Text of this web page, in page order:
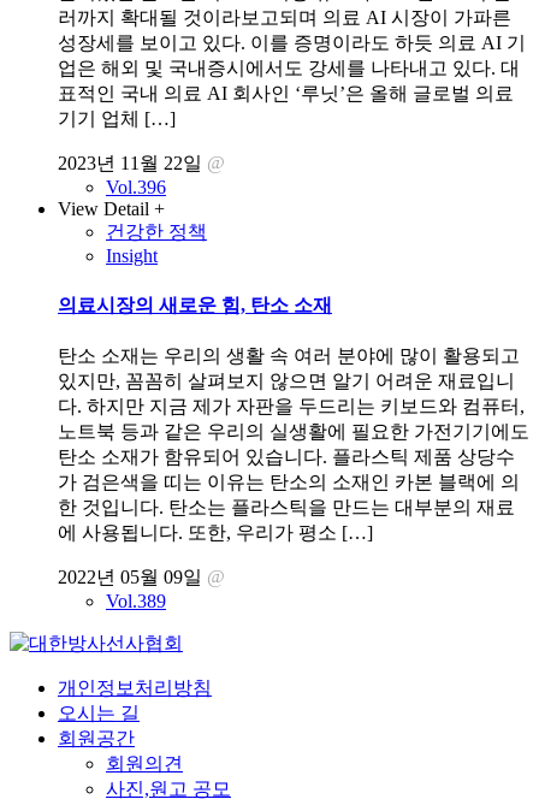
러까지 확대될 것이라보고되며 의료 AI 시장이 가파른
성장세를 보이고 있다. 이를 증명이라도 하듯 의료 AI 기
업은 해외 및 국내증시에서도 강세를 나타내고 있다. 대
표적인 국내 의료 AI 회사인 ‘루닛’은 올해 글로벌 의료
기기 업체 […]
2023년 11월 22일 @
Vol.396
View Detail +
건강한 정책
Insight
의료시장의 새로운 힘, 탄소 소재
탄소 소재는 우리의 생활 속 여러 분야에 많이 활용되고
있지만, 꼼꼼히 살펴보지 않으면 알기 어려운 재료입니
다. 하지만 지금 제가 자판을 두드리는 키보드와 컴퓨터,
노트북 등과 같은 우리의 실생활에 필요한 가전기기에도
탄소 소재가 함유되어 있습니다. 플라스틱 제품 상당수
가 검은색을 띠는 이유는 탄소의 소재인 카본 블랙에 의
한 것입니다. 탄소는 플라스틱을 만드는 대부분의 재료
에 사용됩니다. 또한, 우리가 평소 […]
2022년 05월 09일 @
Vol.389
개인정보처리방침
오시는 길
회원공간
회원의견
사진,원고 공모